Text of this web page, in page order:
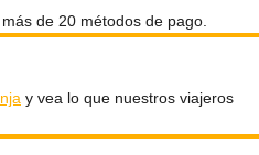
de 20 métodos de pago.
y vea lo que nuestros viajeros